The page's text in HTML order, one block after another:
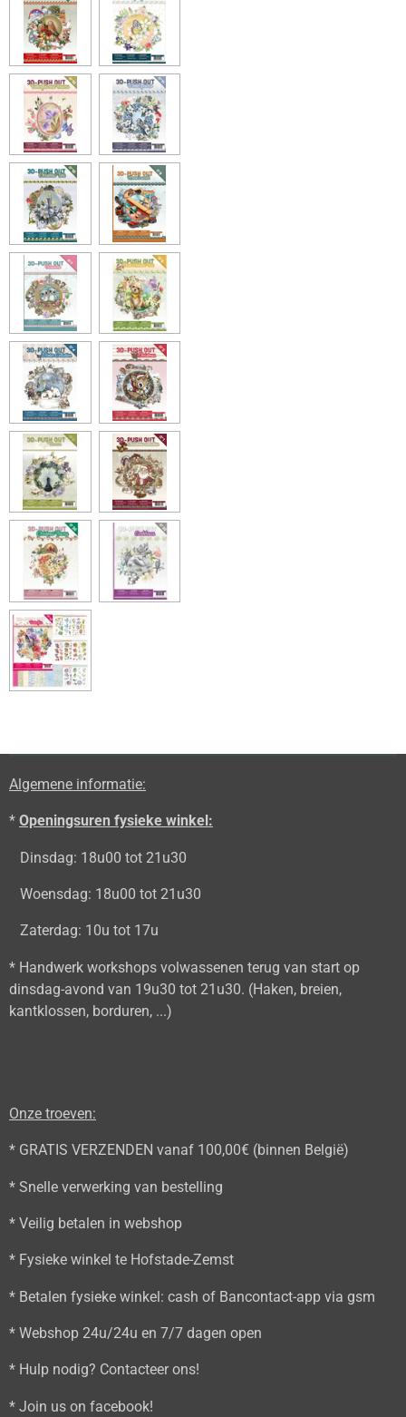
Algemene informatie:
* Openingsuren fysieke winkel:
Dinsdag: 18u00 tot 21u30
Woensdag: 18u00 tot 21u30
Zaterdag: 10u tot 17u
* Handwerk workshops volwassenen terug van start op
dinsdag-avond van 19u30 tot 21u30. (Haken, breien,
kantklossen, borduren, ...)
Onze troeven:
* GRATIS VERZENDEN vanaf 100,00€ (binnen België)
* Snelle verwerking van bestelling
* Veilig betalen in webshop
* Fysieke winkel te Hofstade-Zemst
* Betalen fysieke winkel: cash of Bancontact-app via gsm
* Webshop 24u/24u en 7/7 dagen open
* Hulp nodig? Contacteer ons!
* Join us on facebook!